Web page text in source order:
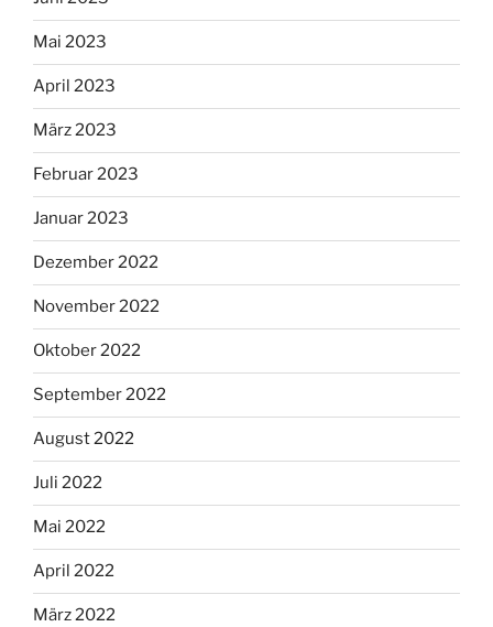
Mai 2023
April 2023
März 2023
Februar 2023
Januar 2023
Dezember 2022
November 2022
Oktober 2022
September 2022
August 2022
Juli 2022
Mai 2022
April 2022
März 2022